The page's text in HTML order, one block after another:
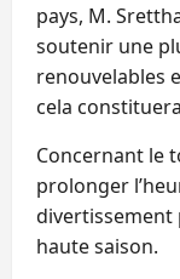
pays, M.
soutenir une
renouvelables
cela
Concernant le
prolonger
divertissement
haute saison.